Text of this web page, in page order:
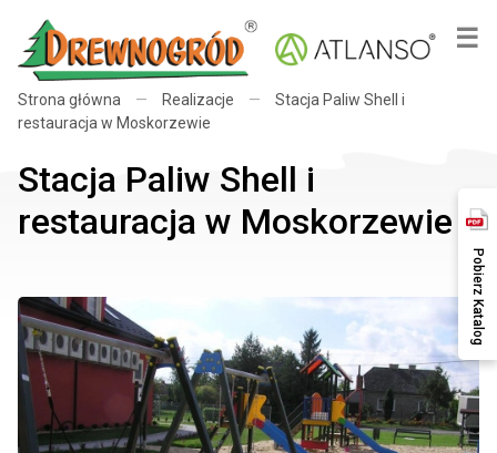
☰
×
Pobierz Katalog
Strona główna — Realizacje —
Stacja Paliw Shell i
restauracja w Moskorzewie
Stacja Paliw Shell i
restauracja w Moskorzewie